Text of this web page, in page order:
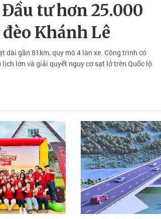
tư hơn 25.000
Khánh Lê
dài gần 81km, quy mô 4 làn xe. Công trình có
lớn và giải quyết nguy cơ sạt lở trên Quốc lộ